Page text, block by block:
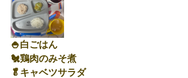
🍚白ごはん
🐔鶏肉のみそ煮
🥬キャベツサラダ